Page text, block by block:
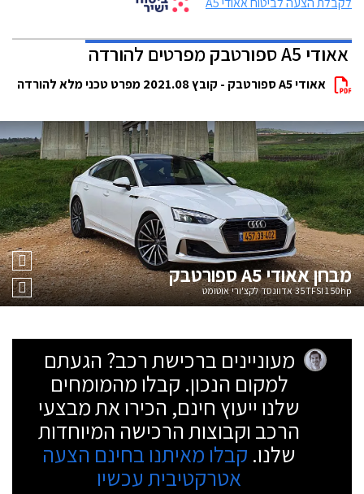
אאודי A5 ספורטבק מפרטים להורדה
אאודי A5 ספורטבק - קובץ 2021.08 מפרט טכני מלא להורדה
מבחןאאודי A5 ספורטבק
35TFSI 150hp אדוונסד לקצ'ורי אוטומט
מעוניינים ברכישת רכב? הגעתם
למקום הנכון. קבלו מהמומחים
שלנו ייעוץ חינם, הכירו את מבצעי
הרכב וקבוצות הרכישה המיוחדות
שלנו. קבלו מאיתנו בחינם הצעה
אטרקטיבית עכשיו